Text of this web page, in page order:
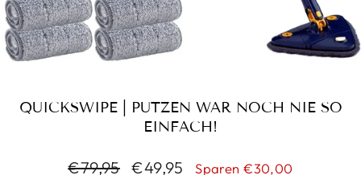
QUICKSWIPE | PUTZEN WAR NOCH NIE SO
EINFACH!
Normaler
€79,95 Sonderpreis
€49,95 Sparen €30,00